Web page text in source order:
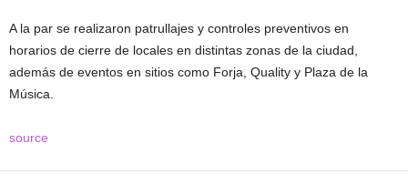
A la par se realizaron patrullajes y controles preventivos en
horarios de cierre de locales en distintas zonas de la ciudad,
además de eventos en sitios como Forja, Quality y Plaza de la
Música.
source